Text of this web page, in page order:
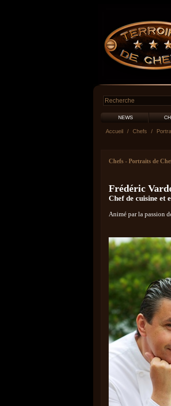
NEWS
Accueil / Chefs /
Chefs - Portraits de
Frédéric
Chef de cuisine et
Animé par la passion